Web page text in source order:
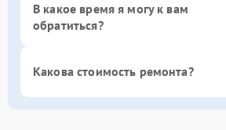
В какое время я могу к вам
обратиться?
Какова стоимость ремонта?